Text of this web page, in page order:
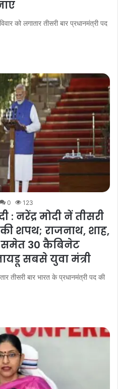
को लगातार तीसरी बार प्रधानमंत्री पद
0 123
: नरेंद्र मोदी नें तीसरी
की शपथ; राजनाथ, शाह,
समेत 30 कैबिनेट
सबसे युवा मंत्री
तीसरी बार भारत के प्रधानमंत्री पद की